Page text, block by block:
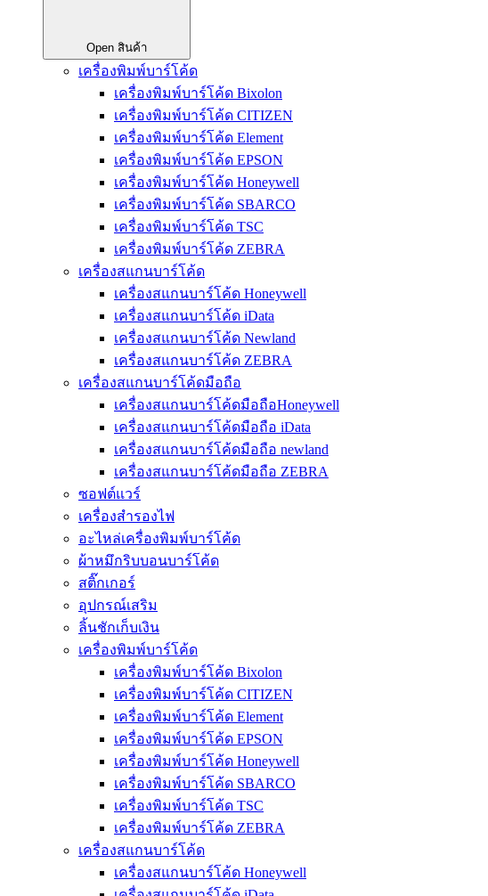
Open สินค้า
เครื่องพิมพ์บาร์โค้ด
เครื่องพิมพ์บาร์โค้ด Bixolon
เครื่องพิมพ์บาร์โค้ด CITIZEN
เครื่องพิมพ์บาร์โค้ด Element
เครื่องพิมพ์บาร์โค้ด EPSON
เครื่องพิมพ์บาร์โค้ด Honeywell
เครื่องพิมพ์บาร์โค้ด SBARCO
เครื่องพิมพ์บาร์โค้ด TSC
เครื่องพิมพ์บาร์โค้ด ZEBRA
เครื่องสแกนบาร์โค้ด
เครื่องสแกนบาร์โค้ด Honeywell
เครื่องสแกนบาร์โค้ด iData
เครื่องสแกนบาร์โค้ด Newland
เครื่องสแกนบาร์โค้ด ZEBRA
เครื่องสแกนบาร์โค้ดมือถือ
เครื่องสแกนบาร์โค้ดมือถือHoneywell
เครื่องสแกนบาร์โค้ดมือถือ iData
เครื่องสแกนบาร์โค้ดมือถือ newland
เครื่องสแกนบาร์โค้ดมือถือ ZEBRA
ซอฟต์แวร์
เครื่องสำรองไฟ
อะไหล่เครื่องพิมพ์บาร์โค้ด
ผ้าหมึกริบบอนบาร์โค้ด
สติ๊กเกอร์
อุปกรณ์เสริม
ลิ้นชักเก็บเงิน
เครื่องพิมพ์บาร์โค้ด
เครื่องพิมพ์บาร์โค้ด Bixolon
เครื่องพิมพ์บาร์โค้ด CITIZEN
เครื่องพิมพ์บาร์โค้ด Element
เครื่องพิมพ์บาร์โค้ด EPSON
เครื่องพิมพ์บาร์โค้ด Honeywell
เครื่องพิมพ์บาร์โค้ด SBARCO
เครื่องพิมพ์บาร์โค้ด TSC
เครื่องพิมพ์บาร์โค้ด ZEBRA
เครื่องสแกนบาร์โค้ด
เครื่องสแกนบาร์โค้ด Honeywell